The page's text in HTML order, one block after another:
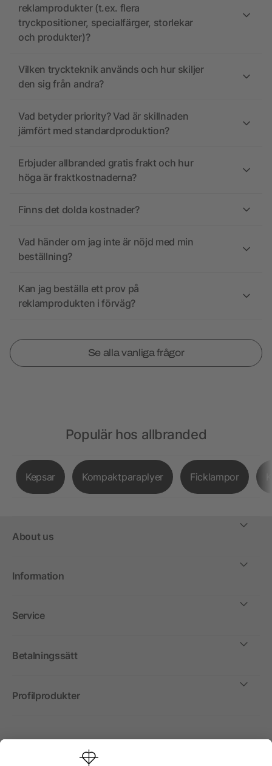
reklamprodukter (t.ex. flera
tryckpositioner, specialfärger, storlekar
och produkter)?
Vilken tryckteknik används och hur skiljer
den sig från andra?
Vad betyder priority? Vad är skillnaden
jämfört med standardproduktion?
Erbjuder allbranded gratis frakt och hur
höga är fraktkostnaderna?
Finns det dolda kostnader?
Vad händer om jag inte är nöjd med min
beställning?
Kan jag beställa ett prov på
reklamprodukten i förväg?
Se alla vanliga frågor
Populär hos allbranded
Kepsar Kompaktparaplyer Ficklampor
About us
Information
Service
Betalningssätt
Profilprodukter
Internationellt